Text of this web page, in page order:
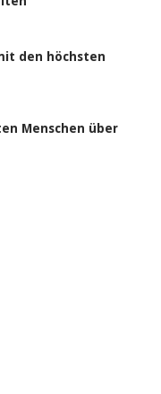
den höchsten
Menschen über